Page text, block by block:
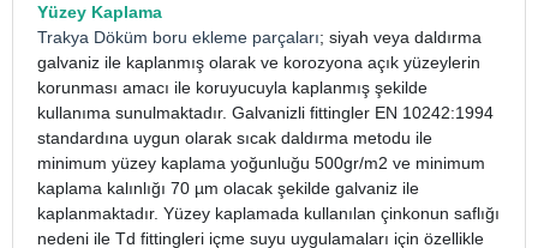
Yüzey Kaplama
Trakya Döküm boru ekleme parçaları; siyah veya daldırma
galvaniz ile kaplanmış olarak ve korozyona açık yüzeylerin
korunması amacı ile koruyucuyla kaplanmış şekilde
kullanıma sunulmaktadır. Galvanizli fittingler EN 10242:1994
standardına uygun olarak sıcak daldırma metodu ile
minimum yüzey kaplama yoğunluğu 500gr/m2 ve minimum
kaplama kalınlığı 70 µm olacak şekilde galvaniz ile
kaplanmaktadır. Yüzey kaplamada kullanılan çinkonun saflığı
nedeni ile Td fittingleri içme suyu uygulamaları için özellikle